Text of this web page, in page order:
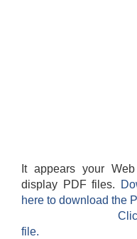
It appears your
display PDF files.
here to download the
file.